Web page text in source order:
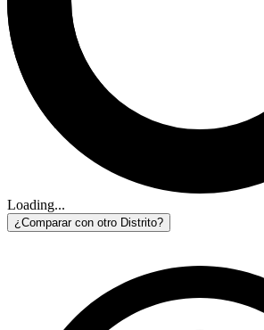
Loading...
¿Comparar con otro Distrito?